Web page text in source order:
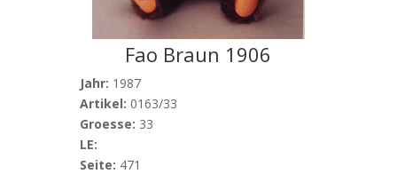
Fao Braun 1906
Jahr: 1987
Artikel: 0163/33
Groesse: 33
LE:
Seite: 471